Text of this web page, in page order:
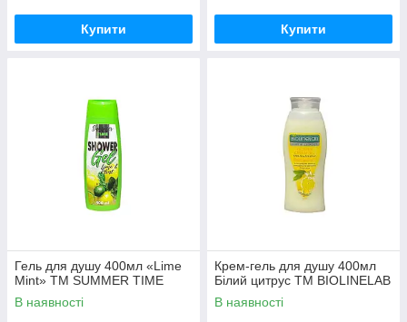
Купити Купити
Гель для душу 400мл «Lime
Mint» ТМ SUMMER TIME
В наявності
Крем-гель для душу 400мл
Білий цитрус ТМ BIOLINELAB
В наявності